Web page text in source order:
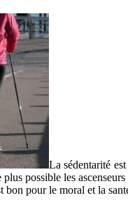
La sédentarité
possible les
pour le moral et la